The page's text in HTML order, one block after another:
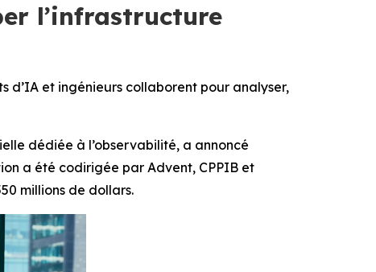
l’infrastructure
d’IA et ingénieurs collaborent pour analyser,
dédiée à l’observabilité, a annoncé
a été codirigée par Advent, CPPIB et
millions de dollars.